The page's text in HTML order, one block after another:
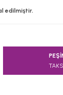
edilmiştir.
öneri